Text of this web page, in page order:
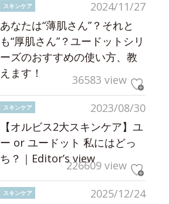
2024/11/27
スキンケア
あなたは“薄肌さん”？それと
も“厚肌さん”？ユードットシリ
ーズのおすすめの使い方、教
えます！
36583 view
2023/08/30
スキンケア
【オルビス2大スキンケア】ユ
ー or ユードット 私にはどっ
ち？｜Editor’s view226609 view
2025/12/24
スキンケア